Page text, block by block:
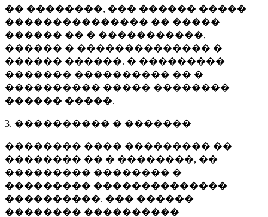
�� ��������, ��� ������ �����
��������������� �� �����
������ �� � �����������,
������ � �������������� �
������ ������. � ���������
������� ���������� �� �
���������� ����� ��������
������ �����.
3. ���������� � �������
�������� ���� ��������� ��
�������� �� � ��������, ��
��������� �������� �
��������� ��������������
����������. ��� ������
�������� ����������